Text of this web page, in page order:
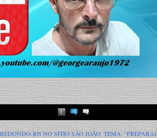
JOÃO. TEMA: "PREPARAI O CAMINHO DO SENHOR".